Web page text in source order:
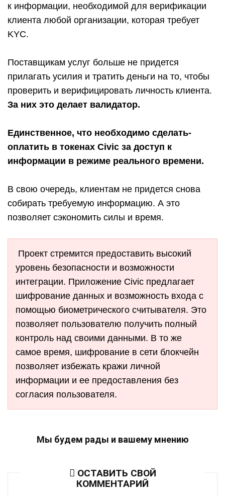
к информации, необходимой для верификации
клиента любой организации, которая требует
KYC.
Поставщикам услуг больше не придется
прилагать усилия и тратить деньги на то, чтобы
проверить и верифицировать личность клиента.
За них это делает валидатор.
Единственное, что необходимо сделать-
оплатить в токенах Civic за доступ к
информации в режиме реального времени.
В свою очередь, клиентам не придется снова
собирать требуемую информацию. А это
позволяет сэкономить силы и время.
Проект стремится предоставить высокий
уровень безопасности и возможности
интеграции. Приложение Civic предлагает
шифрование данных и возможность входа с
помощью биометрического считывателя. Это
позволяет пользователю получить полный
контроль над своими данными. В то же
самое время, шифрование в сети блокчейн
позволяет избежать кражи личной
информации и ее предоставления без
согласия пользователя.
Мы будем рады и вашему мнению
ОСТАВИТЬ СВОЙ
КОММЕНТАРИЙ